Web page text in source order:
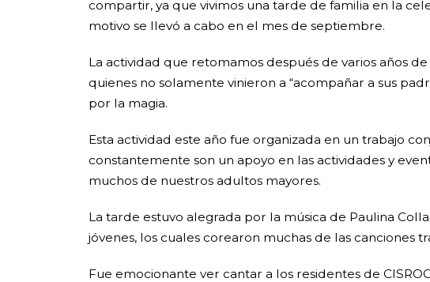
compartir, ya que vivimos una tarde de familia en la
motivo se llevó a cabo en el mes de septiembre.
La actividad que retomamos después de varios años
quienes no solamente vinieron a “acompañar a sus
por la magia.
Esta actividad este año fue organizada en un trabajo
constantemente son un apoyo en las actividades y
muchos de nuestros adultos mayores.
La tarde estuvo alegrada por la música de Paulina
jóvenes, los cuales corearon muchas de las canciones
Fue emocionante ver cantar a los residentes de